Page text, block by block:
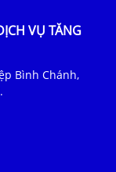
VỤ TĂNG
Bình Chánh,